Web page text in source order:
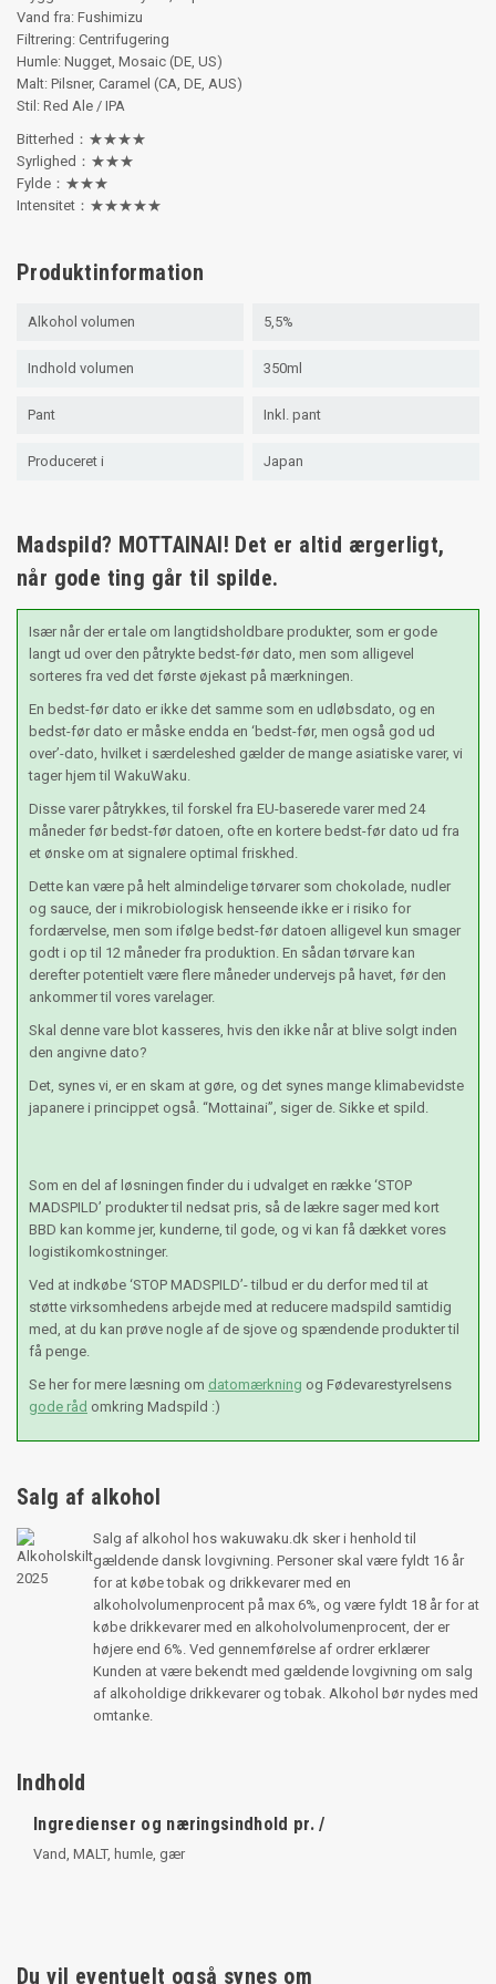
Vand fra: Fushimizu
Filtrering: Centrifugering
Humle: Nugget, Mosaic (DE, US)
Malt: Pilsner, Caramel (CA, DE, AUS)
Stil: Red Ale / IPA
Bitterhed：★★★★
Syrlighed：★★★
Fylde：★★★
Intensitet：★★★★★
Produktinformation
Alkohol volumen 5,5%
Indhold volumen 350ml
Pant Inkl. pant
Produceret i Japan
Madspild? MOTTAINAI! Det er altid ærgerligt,
når gode ting går til spilde.
Især når der er tale om langtidsholdbare produkter, som er gode
langt ud over den påtrykte bedst-før dato, men som alligevel
sorteres fra ved det første øjekast på mærkningen.
En bedst-før dato er ikke det samme som en udløbsdato, og en
bedst-før dato er måske endda en ‘bedst-før, men også god ud
over’-dato, hvilket i særdeleshed gælder de mange asiatiske varer, vi
tager hjem til WakuWaku.
Disse varer påtrykkes, til forskel fra EU-baserede varer med 24
måneder før bedst-før datoen, ofte en kortere bedst-før dato ud fra
et ønske om at signalere optimal friskhed.
Dette kan være på helt almindelige tørvarer som chokolade, nudler
og sauce, der i mikrobiologisk henseende ikke er i risiko for
fordærvelse, men som ifølge bedst-før datoen alligevel kun smager
godt i op til 12 måneder fra produktion. En sådan tørvare kan
derefter potentielt være flere måneder undervejs på havet, før den
ankommer til vores varelager.
Skal denne vare blot kasseres, hvis den ikke når at blive solgt inden
den angivne dato?
Det, synes vi, er en skam at gøre, og det synes mange klimabevidste
japanere i princippet også. “Mottainai”, siger de. Sikke et spild.
Som en del af løsningen finder du i udvalget en række ‘STOP
MADSPILD’ produkter til nedsat pris, så de lækre sager med kort
BBD kan komme jer, kunderne, til gode, og vi kan få dækket vores
logistikomkostninger.
Ved at indkøbe ‘STOP MADSPILD’- tilbud er du derfor med til at
støtte virksomhedens arbejde med at reducere madspild samtidig
med, at du kan prøve nogle af de sjove og spændende produkter til
få penge.
Se her for mere læsning om datomærkning og Fødevarestyrelsens
gode råd omkring Madspild :)
Salg af alkohol
Salg af alkohol hos wakuwaku.dk sker i henhold til
gældende dansk lovgivning. Personer skal være fyldt 16 år
for at købe tobak og drikkevarer med en
alkoholvolumenprocent på max 6%, og være fyldt 18 år for at
købe drikkevarer med en alkoholvolumenprocent, der er
højere end 6%. Ved gennemførelse af ordrer erklærer
Kunden at være bekendt med gældende lovgivning om salg
af alkoholdige drikkevarer og tobak. Alkohol bør nydes med
omtanke.
Indhold
Ingredienser og næringsindhold pr. /
Vand, MALT, humle, gær
Du vil eventuelt også synes om